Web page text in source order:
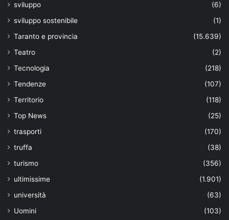
sviluppo
(6)
sviluppo sostenibile
(1)
Taranto e provincia
(15.639)
Teatro
(2)
Tecnologia
(218)
Tendenze
(107)
Territorio
(118)
Top News
(25)
trasporti
(170)
truffa
(38)
turismo
(356)
ultimissime
(1.901)
università
(63)
Uomini
(103)